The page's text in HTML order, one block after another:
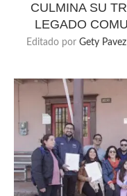
CULMINA SU
LEGADO
Editado por Gety Pavez